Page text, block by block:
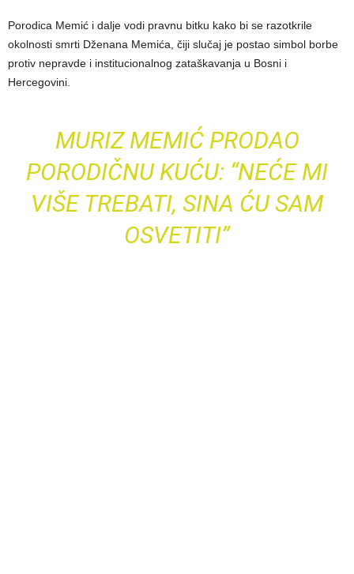
Porodica Memić i dalje vodi pravnu bitku kako bi se razotkrile
okolnosti smrti Dženana Memića, čiji slučaj je postao simbol borbe
protiv nepravde i institucionalnog zataškavanja u Bosni i
Hercegovini.
MURIZ MEMIĆ PRODAO
PORODIČNU KUĆU: “NEĆE MI
VIŠE TREBATI, SINA ĆU SAM
OSVETITI”